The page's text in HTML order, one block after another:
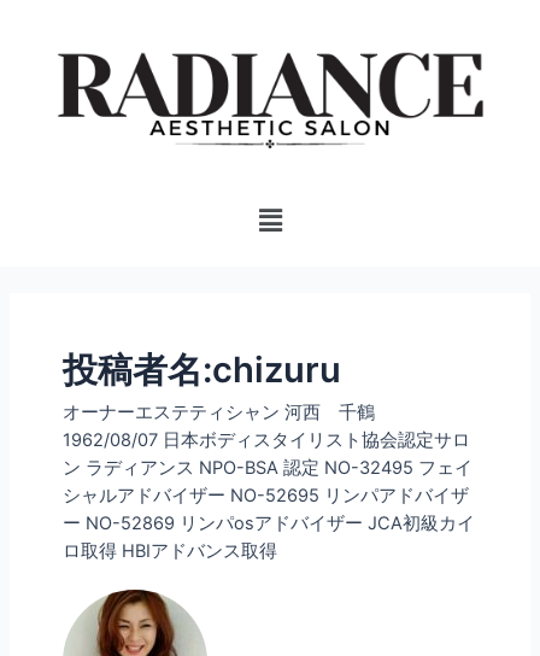
Menu
投稿者名:chizuru
オーナーエステティシャン 河西 千鶴
1962/08/07 日本ボディスタイリスト協会認定サロ
ン ラディアンス NPO-BSA 認定 NO-32495 フェイ
シャルアドバイザー NO-52695 リンパアドバイザ
ー NO-52869 リンパosアドバイザー JCA初級カイ
ロ取得 HBIアドバンス取得